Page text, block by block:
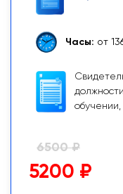
Часы: от
6500 ₽
5200 ₽